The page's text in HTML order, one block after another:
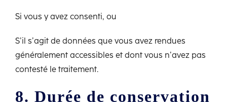
Si vous y avez consenti, ou
S’il s’agit de données que vous avez rendues
généralement accessibles et dont vous n’avez pas
contesté le traitement.
8. Durée de conservation